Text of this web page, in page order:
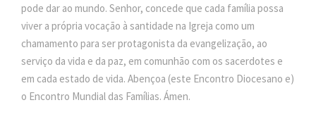
pode dar ao mundo. Senhor, concede que cada família possa
viver a própria vocação à santidade na Igreja como um
chamamento para ser protagonista da evangelização, ao
serviço da vida e da paz, em comunhão com os sacerdotes e
em cada estado de vida. Abençoa (este Encontro Diocesano e)
o Encontro Mundial das Famílias. Ámen.